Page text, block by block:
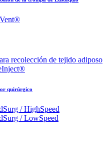
recolección de tejido adiposo
quirúrgico
/ HighSpeed
/ LowSpeed